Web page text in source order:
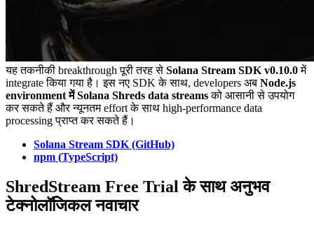
यह तकनीकी breakthrough पूरी तरह से Solana Stream SDK v0.10.0में
integrate किया गया है। इस नए SDK के साथ, developers अब Node.js
environment में Solana Shreds data streamsको आसानी से उपयोग
कर सकते हैं और न्यूनतम effort के साथ high-performance data
processing प्राप्त कर सकते हैं।
Solana Stream SDK (GitHub)
npm (TypeScript)
ShredStream Free Trial के साथ अनुभव
टेक्नोलॉजिकल नवाचार